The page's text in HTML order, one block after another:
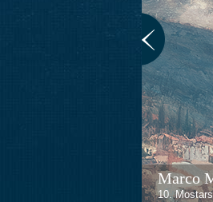
Kenan
10.